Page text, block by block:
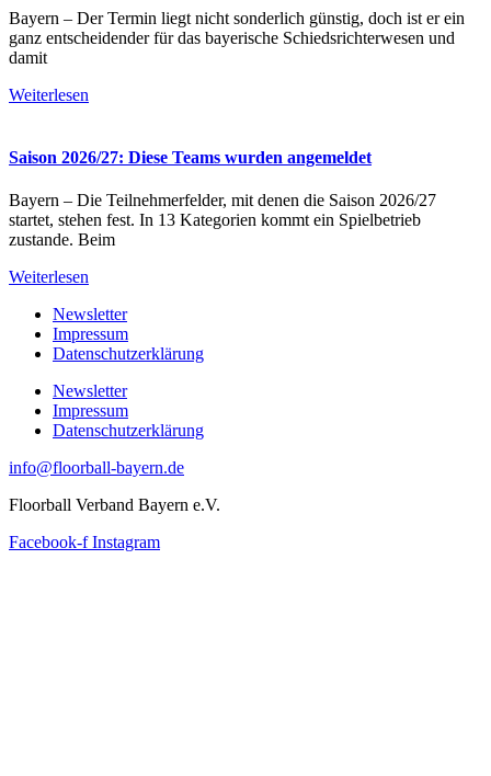
Bayern – Der Termin liegt nicht sonderlich günstig, doch ist er ein
ganz entscheidender für das bayerische Schiedsrichterwesen und
damit
Weiterlesen
Saison 2026/27: Diese Teams wurden angemeldet
Bayern – Die Teilnehmerfelder, mit denen die Saison 2026/27
startet, stehen fest. In 13 Kategorien kommt ein Spielbetrieb
zustande. Beim
Weiterlesen
Newsletter
Impressum
Datenschutzerklärung
Newsletter
Impressum
Datenschutzerklärung
info@floorball-bayern.de
Floorball Verband Bayern e.V.
Facebook-f Instagram